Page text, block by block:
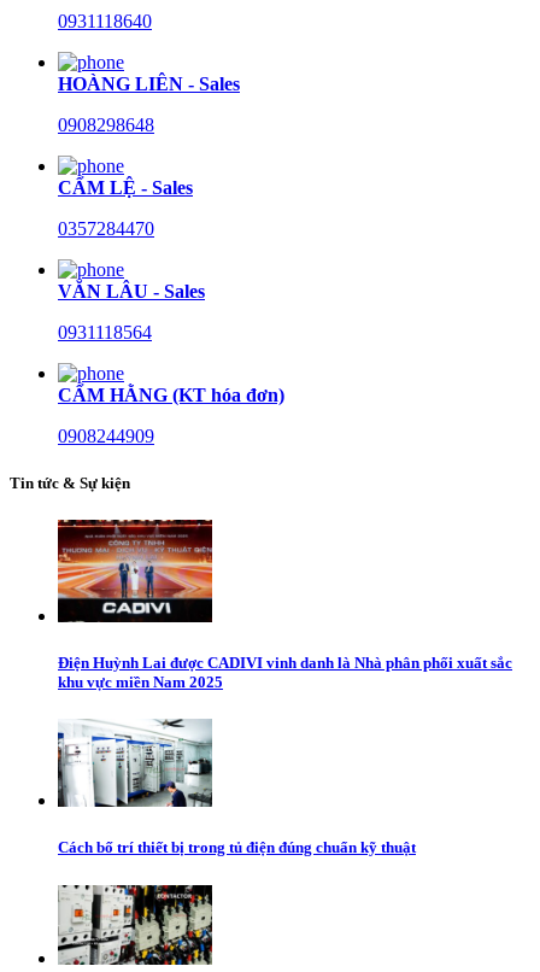
0931118640
HOÀNG LIÊN - Sales
0908298648
CẨM LỆ - Sales
0357284470
VĂN LÂU - Sales
0931118564
CẨM HẰNG (KT hóa đơn)
0908244909
Tin tức & Sự kiện
Điện Huỳnh Lai được CADIVI vinh danh là Nhà phân phối xuất sắc
khu vực miền Nam 2025
Cách bố trí thiết bị trong tủ điện đúng chuẩn kỹ thuật